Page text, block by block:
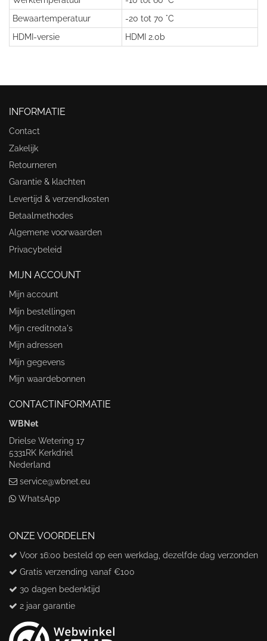
Bewaartemperatuur
-20 tot 70 °C
HDMI-versie
HDMI 2.0b
INFORMATIE
Contact
Zakelijk
Retourneren
Garantie & klachten
Levertijd & verzendkosten
Betaalmethodes
Algemene voorwaarden
Privacybeleid
MIJN ACCOUNT
Mijn account
Mijn bestellingen
Mijn creditnota's
Mijn adressen
Mijn gegevens
Mijn waardebonnen
CONTACTINFORMATIE
WBNet
Drielse Wetering 17
5331RK Kerkdriel
Nederland
service@wbnet.eu
WhatsApp
ONZE VOORDELEN
Voor 16:00 besteld op een werkdag, dezelfde dag verzonden
Gratis verzending vanaf €100
30 dagen bedenktijd
2 jaar garantie